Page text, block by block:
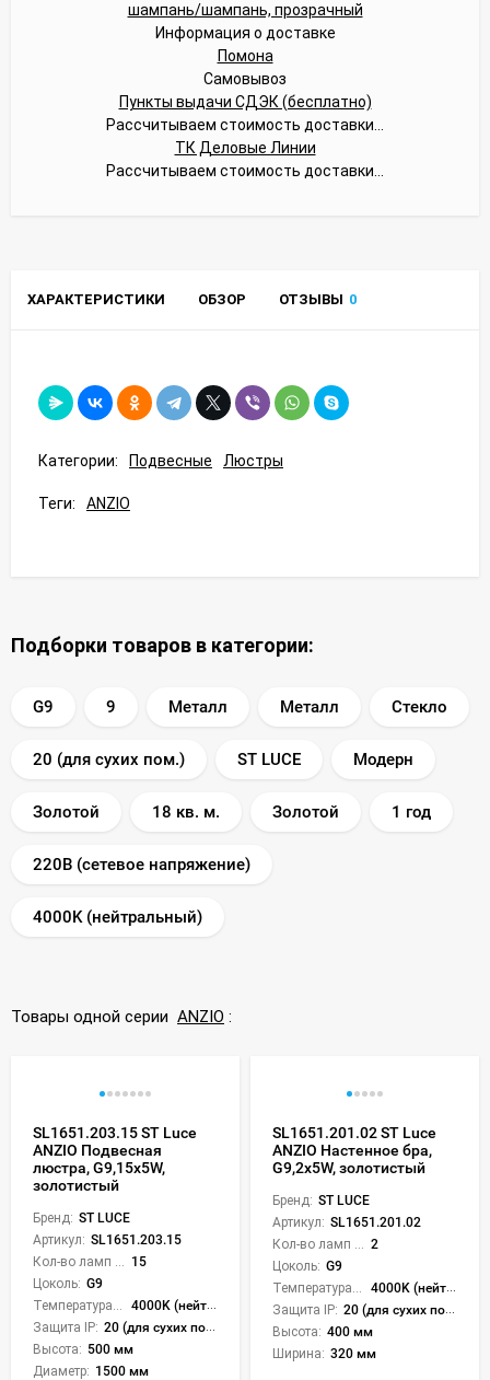
Информация о доставке
Помона
Самовывоз
Пункты выдачи СДЭК (бесплатно)
Рассчитываем стоимость доставки...
ТК Деловые Линии
Рассчитываем стоимость доставки...
ХАРАКТЕРИСТИКИ ОБЗОР ОТЗЫВЫ 0
Категории: Подвесные Люстры
Теги: ANZIO
Подборки товаров в категории:
G9 9 Металл Металл Стекло
20 (для сухих пом.) ST LUCE Модерн
Золотой 18 кв. м. Золотой 1 год
220В (сетевое напряжение)
4000K (нейтральный)
Товары одной серии ANZIO :
SL1651.203.15 ST Luce
ANZIO Подвесная
люстра, G9,15х5W,
золотистый
Бренд: ST LUCE
Артикул: SL1651.203.15
15
Цоколь: G9
4000K (нейтральный)
Защита IP: 20 (для сухих пом.)
Высота: 500 мм
Диаметр: 1500 мм
SL1651.201.02 ST Luce
ANZIO Настенное бра,
G9,2х5W, золотистый
Бренд: ST LUCE
Артикул: SL1651.201.02
2
Цоколь: G9
4000K (нейтральный)
Защита IP: 20 (для сухих пом.)
Высота: 400 мм
Ширина: 320 мм